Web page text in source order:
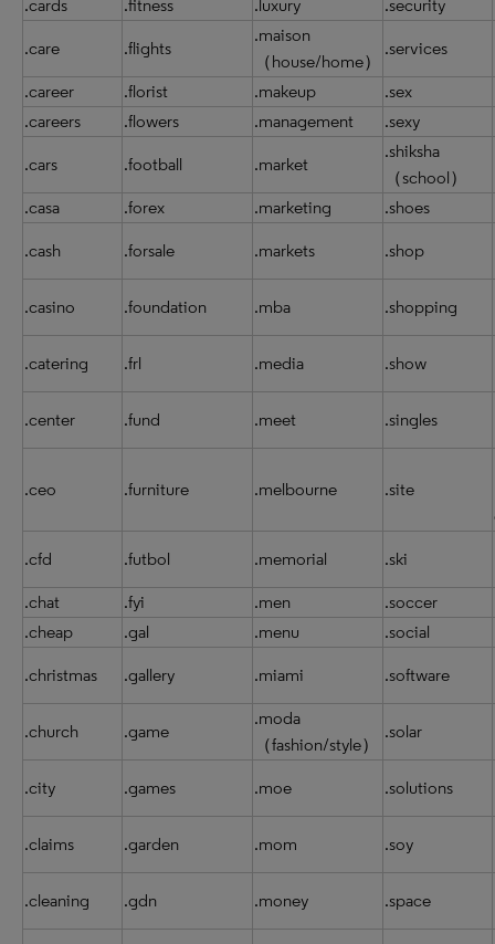
.cards .fitness .luxury .security
.care .flights
.maison
（house/home）
.services
.career .florist .makeup .sex
.careers
.flowers .management .sexy
.cars .football .market
.shiksha
（school）
.casa .forex .marketing .shoes
.cash .forsale .markets .shop
.casino .foundation .mba .shopping
.catering .frl .media .show
.center .fund .meet .singles
.ceo .furniture .melbourne .site
.cfd .futbol .memorial .ski
.chat
.fyi .men .soccer
.cheap
.gal .menu .social
.christmas .gallery .miami .software
.church .game
.moda
（fashion/style）
.solar
.city .games .moe .solutions
.claims .garden .mom .soy
.cleaning .gdn .money .space